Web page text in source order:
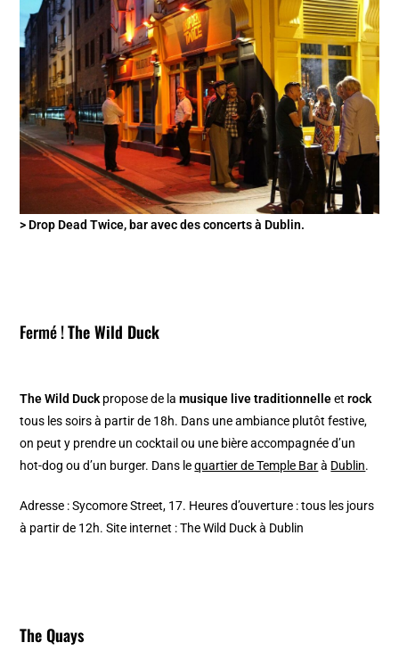
> Drop Dead Twice, bar avec des concerts à Dublin.
Fermé !The Wild Duck
The Wild Duckpropose de lamusique live traditionnelleetrock
tous les soirs à partir de 18h. Dans une ambiance plutôt festive,
on peut y prendre un cocktail ou une bière accompagnée d’un
hot-dog ou d’un burger. Dans lequartier de Temple Barà Dublin.
Adresse : Sycomore Street, 17. Heures d’ouverture : tous les jours
à partir de 12h. Site internet : The Wild Duck à Dublin
The Quays